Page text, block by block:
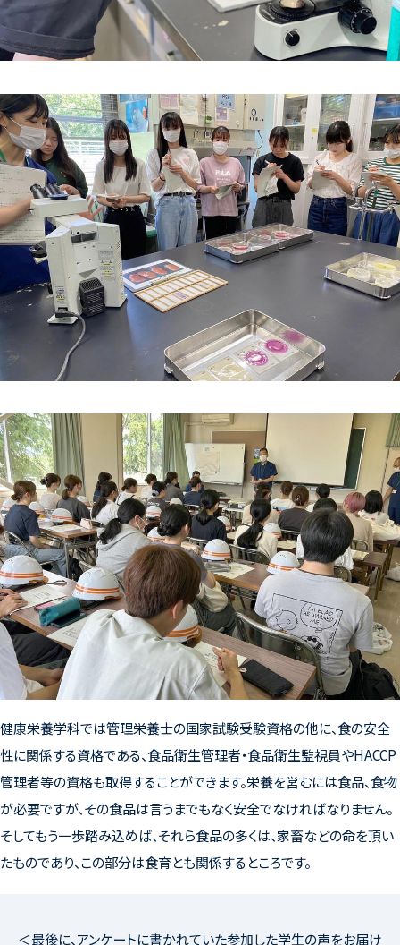
健康栄養学科では管理栄養士の国家試験受験資格の他に、食の安全
性に関係する資格である、食品衛生管理者・食品衛生監視員やHACCP
管理者等の資格も取得することができます。栄養を営むには食品、食物
が必要ですが、その食品は言うまでもなく安全でなければなりません。
そしてもう一歩踏み込めば、それら食品の多くは、家畜などの命を頂い
たものであり、この部分は食育とも関係するところです。
＜最後に、アンケートに書かれていた参加した学生の声をお届け